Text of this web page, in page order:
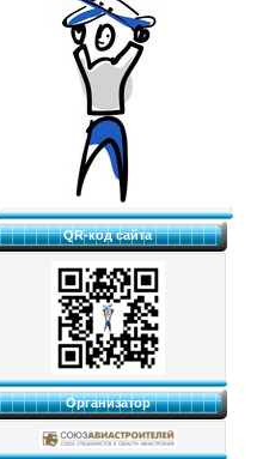
QR-код сайта
Организатор